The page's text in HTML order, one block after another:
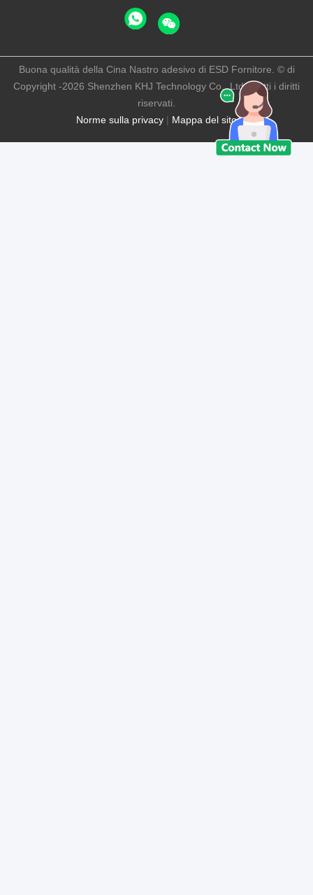
Norme sulla privacy | Mappa del sito
Buona qualità della Cina Nastro adesivo di ESD Fornitore. © di
Copyright -2026 Shenzhen KHJ Technology Co., Ltd . Tutti i diritti
riservati.